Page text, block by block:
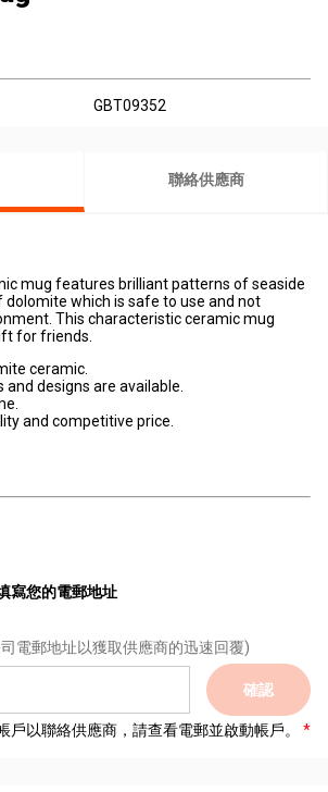
GBT09352
聯絡供應商
mug features brilliant patterns of seaside
dolomite which is safe to use and not
This characteristic ceramic mug
for friends.
ceramic.
designs are available.
and competitive price.
寫您的電郵地址
電郵地址以獲取供應商的迅速回覆)
確認
戶以聯絡供應商，請查看電郵並啟動帳戶。